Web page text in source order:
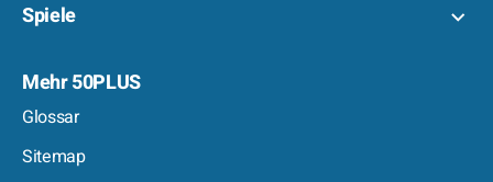
Spiele
Mehr 50PLUS
Glossar
Sitemap